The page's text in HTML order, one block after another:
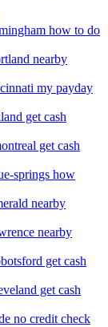
how to do
nearby
my payday
get cash
get cash
springs how
nearby
nearby
get cash
get cash
no credit check